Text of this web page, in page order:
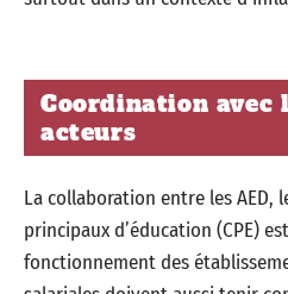
Coordination avec
acteurs
La collaboration entre les AED,
principaux d’éducation (CPE)
fonctionnement des